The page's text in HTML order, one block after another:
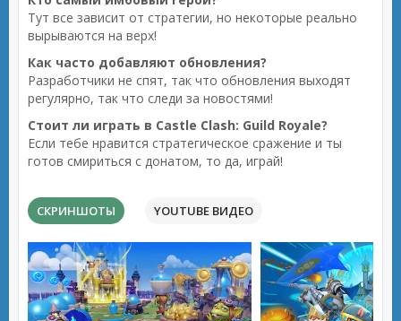
Тут все зависит от стратегии, но некоторые реально
вырываются на верх!
Как часто добавляют обновления?
Разработчики не спят, так что обновления выходят
регулярно, так что следи за новостями!
Стоит ли играть в Castle Clash: Guild Royale?
Если тебе нравится стратегическое сражение и ты
готов смириться с донатом, то да, играй!
СКРИНШОТЫ YOUTUBE ВИДЕО